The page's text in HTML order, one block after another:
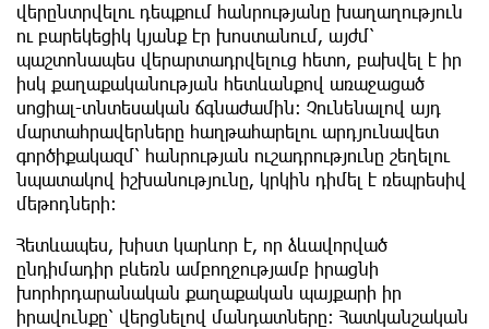
վերընտրվելու դեպքում հանրությանը խաղաղություն
ու բարեկեցիկ կյանք էր խոստանում, այժմ՝
պաշտոնապես վերարտադրվելուց հետո, բախվել է իր
իսկ քաղաքականության հետևանքով առաջացած
սոցիալ-տնտեսական ճգնաժամին։ Չունենալով այդ
մարտահրավերները հաղթահարելու արդյունավետ
գործիքակազմ՝ հանրության ուշադրությունը շեղելու
նպատակով իշխանությունը, կրկին դիմել է ռեպրեսիվ
մեթոդների։
Հետևապես, խիստ կարևոր է, որ ձևավորված
ընդիմադիր բևեռն ամբողջությամբ իրացնի
խորհրդարանական քաղաքական պայքարի իր
իրավունքը՝ վերցնելով մանդատները։ Հատկանշական